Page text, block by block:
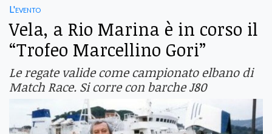
L'evento
Vela, a Rio Marina è in corso il
“Trofeo Marcellino Gori”
Le regate valide come campionato elbano di
Match Race. Si corre con barche J80